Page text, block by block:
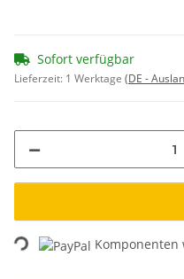
Sofort verfügbar
Lieferzeit: 1 Werktage (DE -
Loading... Komponenten